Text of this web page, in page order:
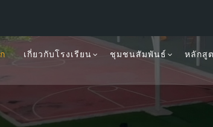
เกี่ยวกับโรงเรียน ชุมชนสัมพันธ์ หลักสู